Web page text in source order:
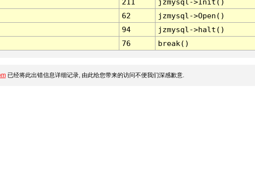
211
jzmysql->Init()
62
jzmysql->Open()
94
jzmysql->halt()
76 break()
已经将此出错信息详细记录, 由此给您带来的访问不便我们深感歉意.